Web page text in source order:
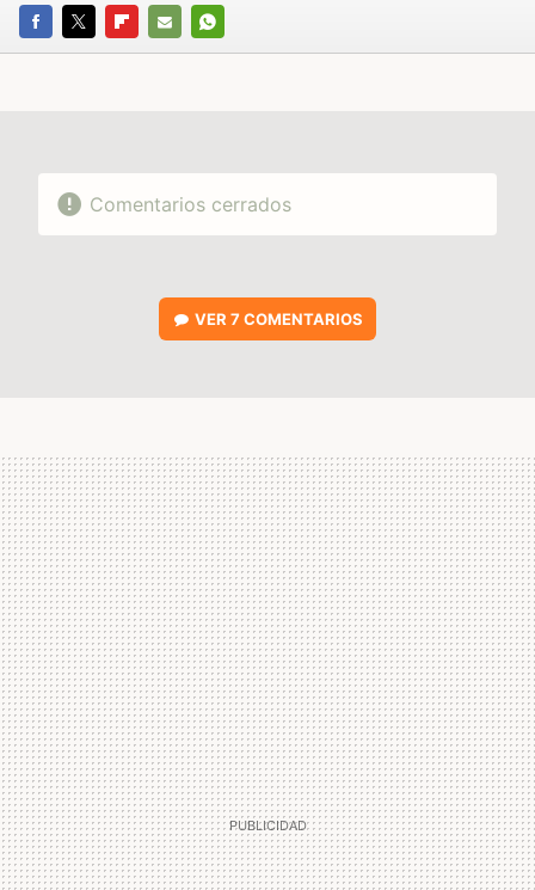
FACEBOOK
TWITTERFLIPBOARD
E-
WHATSAPP
Comentarios cerrados
VER7 COMENTARIOS